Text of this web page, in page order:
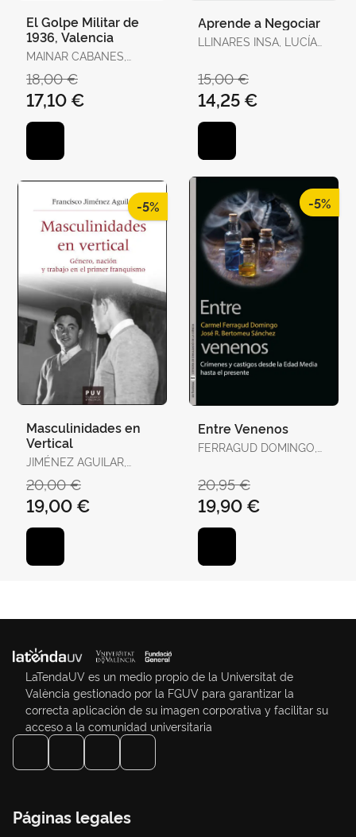
El Golpe Militar de
1936, Valencia
MAINAR CABANES,
18,00 €
17,10 €
Aprende a Negociar
LLINARES INSA, LUCÍA
PILAR
15,00 €
14,25 €
-5%
Masculinidades en
Vertical
JIMÉNEZ AGUILAR,
20,00 €
19,00 €
-5%
Entre Venenos
FERRAGUD DOMINGO,
20,95 €
19,90 €
LaTendaUV es un medio propio de la Universitat de
València gestionado por la FGUV para garantizar la
correcta aplicación de su imagen corporativa y facilitar su
acceso a la comunidad universitaria
Páginas legales